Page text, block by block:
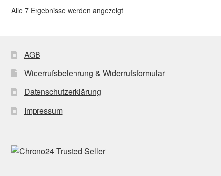
Alle 7 Ergebnisse werden angezeigtNach
AGB
Widerrufsbelehrung & Widerrufsformular
Datenschutzerklärung
Impressum